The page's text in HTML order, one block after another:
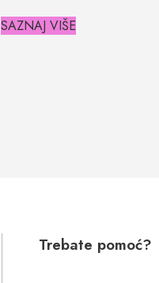
SAZNAJ VIŠE
Trebate pomoć?